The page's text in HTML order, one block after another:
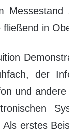
fließend in
der
und
Als erstes